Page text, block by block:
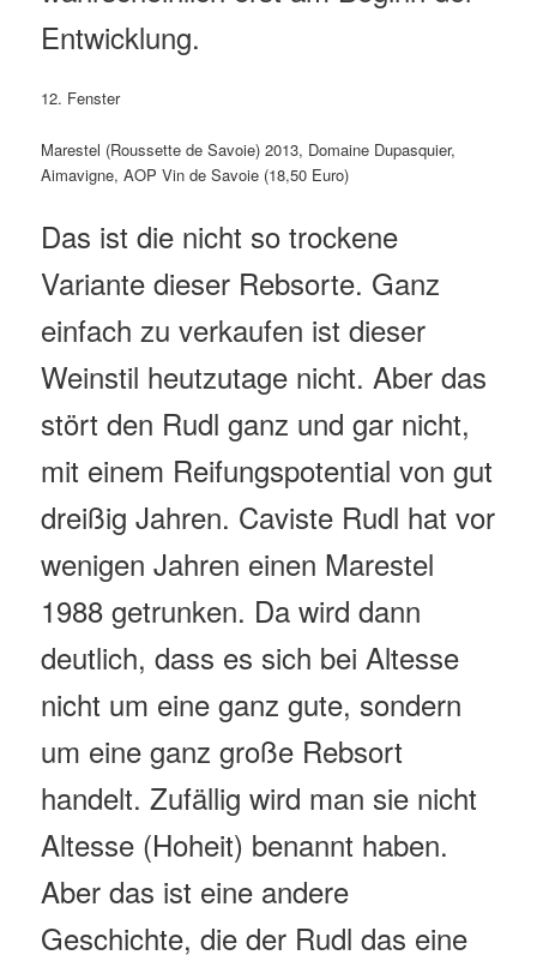
Entwicklung.
12. Fenster
Marestel (Roussette de Savoie) 2013, Domaine Dupasquier,
Aimavigne, AOP Vin de Savoie (18,50 Euro)
Das ist die nicht so trockene
Variante dieser Rebsorte. Ganz
einfach zu verkaufen ist dieser
Weinstil heutzutage nicht. Aber das
stört den Rudl ganz und gar nicht,
mit einem Reifungspotential von gut
dreißig Jahren. Caviste Rudl hat vor
wenigen Jahren einen Marestel
1988 getrunken. Da wird dann
deutlich, dass es sich bei Altesse
nicht um eine ganz gute, sondern
um eine ganz große Rebsort
handelt. Zufällig wird man sie nicht
Altesse (Hoheit) benannt haben.
Aber das ist eine andere
Geschichte, die der Rudl das eine